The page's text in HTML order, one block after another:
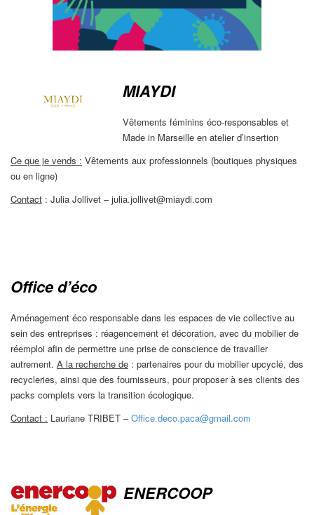
MIAYDI
Vêtements féminins éco-responsables et
Made in Marseille en atelier d’insertion
Ce que je vends : Vêtements aux professionnels (boutiques physiques
ou en ligne)
Contact : Julia Jollivet – julia.jollivet@miaydi.com
Office d’éco
Aménagement éco responsable dans les espaces de vie collective au
sein des entreprises : réagencement et décoration, avec du mobilier de
réemploi afin de permettre une prise de conscience de travailler
autrement. A la recherche de : partenaires pour du mobilier upcyclé, des
recycleries, ainsi que des fournisseurs, pour proposer à ses clients des
packs complets vers la transition écologique.
Contact : Lauriane TRIBET –Office.deco.paca@gmail.com
ENERCOOP